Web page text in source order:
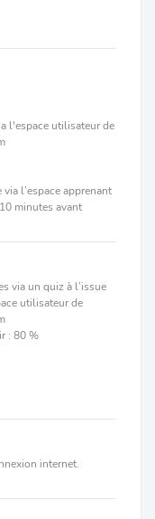
l'espace utilisateur de
l’espace apprenant
minutes avant
via un quiz à l’issue
utilisateur de
: 80 %
internet.